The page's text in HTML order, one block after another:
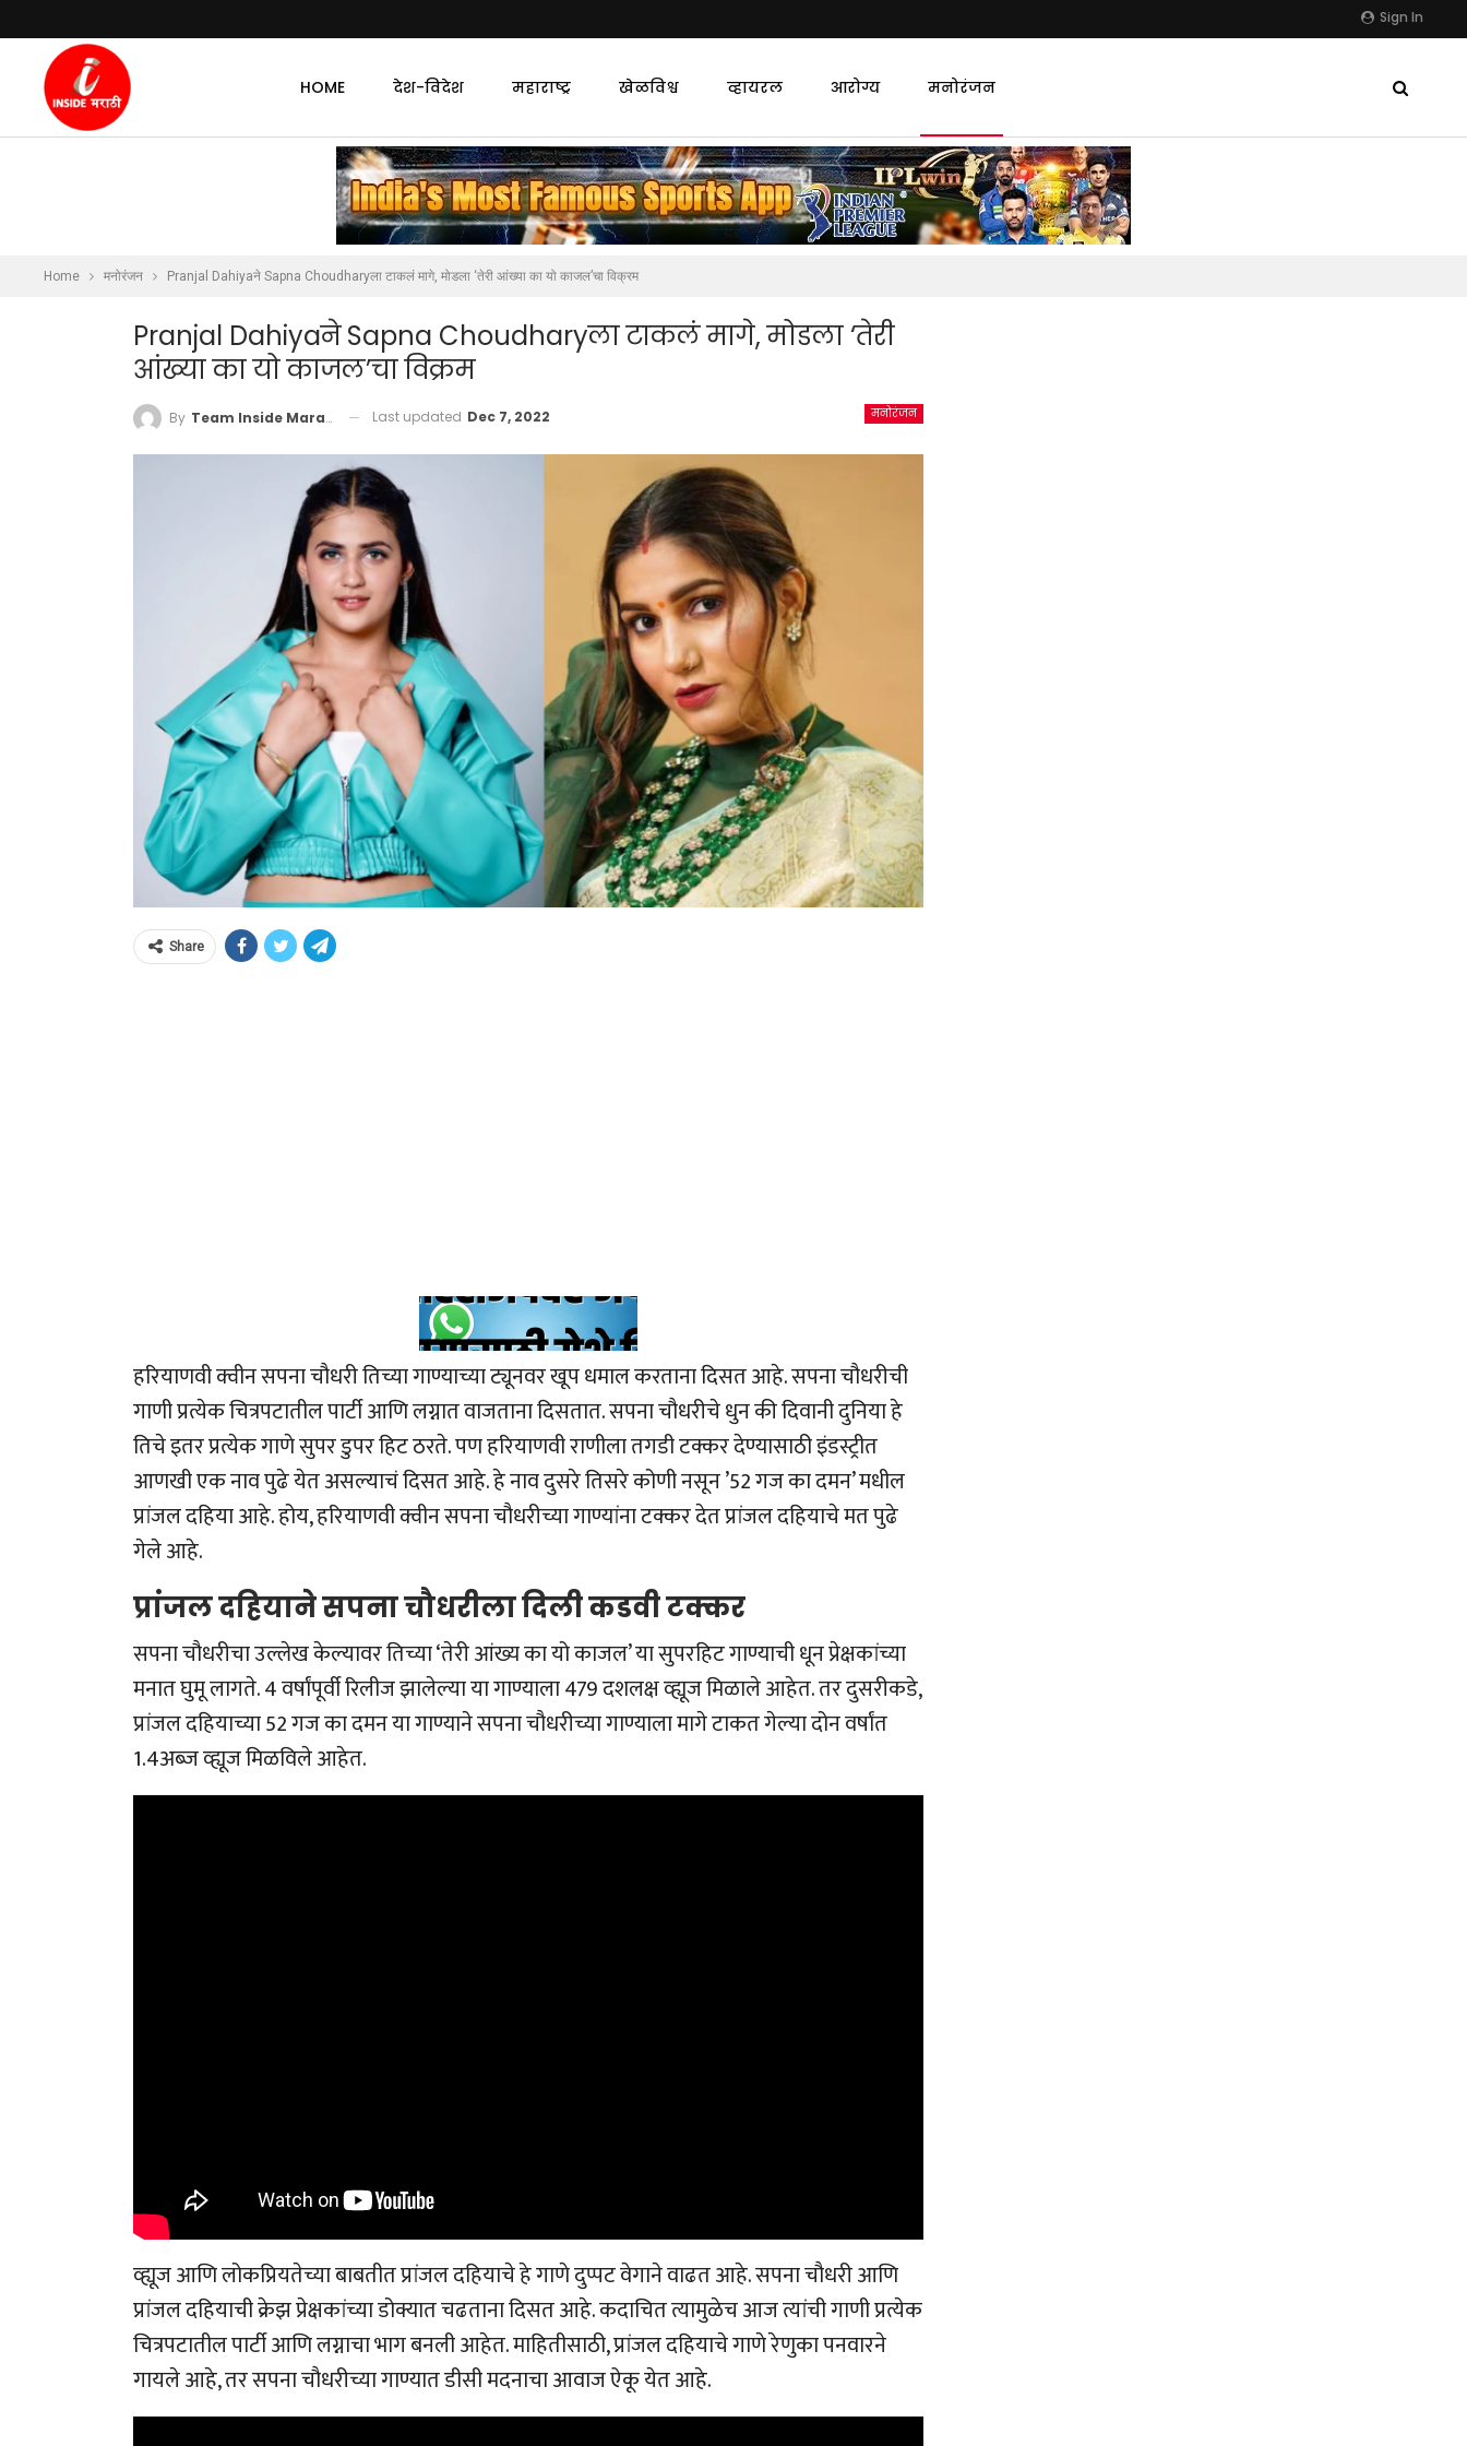
Sign In
HOME देश-विदेश महाराष्ट्र खेळविश्व व्हायरल आरोग्य मनोरंजन
Home मनोरंजन Pranjal Dahiyaने Sapna Choudharyला टाकलं मागे, मोडला ‘तेरी आंख्या का यो काजल’चा विक्रम
Pranjal Dahiyaने Sapna Choudharyला टाकलं मागे, मोडला ‘तेरी
आंख्या का यो काजल’चा विक्रम
मनोरंजन
By Team Inside Marathi Last updated Dec 7, 2022
Share
हरियाणवी क्वीन सपना चौधरी तिच्या गाण्याच्या ट्यूनवर खूप धमाल करताना दिसत आहे. सपना चौधरीची
गाणी प्रत्येक चित्रपटातील पार्टी आणि लग्नात वाजताना दिसतात. सपना चौधरीचे धुन की दिवानी दुनिया हे
तिचे इतर प्रत्येक गाणे सुपर डुपर हिट ठरते. पण हरियाणवी राणीला तगडी टक्कर देण्यासाठी इंडस्ट्रीत
आणखी एक नाव पुढे येत असल्याचं दिसत आहे. हे नाव दुसरे तिसरे कोणी नसून ’52 गज का दमन’ मधील
प्रांजल दहिया आहे. होय, हरियाणवी क्वीन सपना चौधरीच्या गाण्यांना टक्कर देत प्रांजल दहियाचे मत पुढे
गेले आहे.
प्रांजल दहियाने सपना चौधरीला दिली कडवी टक्कर
सपना चौधरीचा उल्लेख केल्यावर तिच्या ‘तेरी आंख्य का यो काजल’ या सुपरहिट गाण्याची धून प्रेक्षकांच्या
मनात घुमू लागते. 4 वर्षांपूर्वी रिलीज झालेल्या या गाण्याला 479 दशलक्ष व्ह्यूज मिळाले आहेत. तर दुसरीकडे,
प्रांजल दहियाच्या 52 गज का दमन या गाण्याने सपना चौधरीच्या गाण्याला मागे टाकत गेल्या दोन वर्षांत
1.4अब्ज व्ह्यूज मिळविले आहेत.
व्ह्यूज आणि लोकप्रियतेच्या बाबतीत प्रांजल दहियाचे हे गाणे दुप्पट वेगाने वाढत आहे. सपना चौधरी आणि
प्रांजल दहियाची क्रेझ प्रेक्षकांच्या डोक्यात चढताना दिसत आहे. कदाचित त्यामुळेच आज त्यांची गाणी प्रत्येक
चित्रपटातील पार्टी आणि लग्नाचा भाग बनली आहेत. माहितीसाठी, प्रांजल दहियाचे गाणे रेणुका पनवारने
गायले आहे, तर सपना चौधरीच्या गाण्यात डीसी मदनाचा आवाज ऐकू येत आहे.